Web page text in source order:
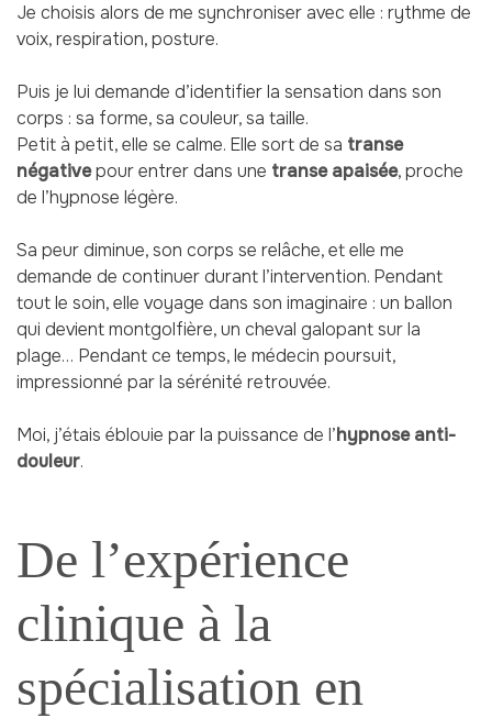
Je choisis alors de me synchroniser avec elle : rythme de
voix, respiration, posture.
Puis je lui demande d’identifier la sensation dans son
corps : sa forme, sa couleur, sa taille.
Petit à petit, elle se calme. Elle sort de sa transe
négativepour entrer dans une transe apaisée, proche
de l’hypnose légère.
Sa peur diminue, son corps se relâche, et elle me
demande de continuer durant l’intervention. Pendant
tout le soin, elle voyage dans son imaginaire : un ballon
qui devient montgolfière, un cheval galopant sur la
plage… Pendant ce temps, le médecin poursuit,
impressionné par la sérénité retrouvée.
Moi, j’étais éblouie par la puissance de l’hypnose anti-
douleur.
De l’expérience
clinique à la
spécialisation en